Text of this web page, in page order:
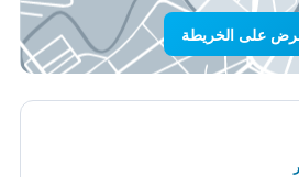
على الخريطة